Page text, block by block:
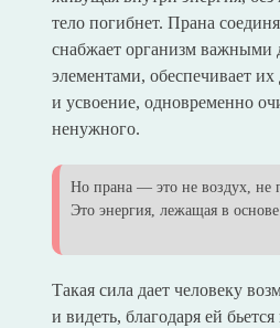
тело погибнет. Прана
снабжает организм важными
элементами, обеспечивает
и усвоение, одновременно
ненужного.
Но прана — это не воздух, не
Это энергия, лежащая в
Такая сила дает человеку
и видеть, благодаря ей